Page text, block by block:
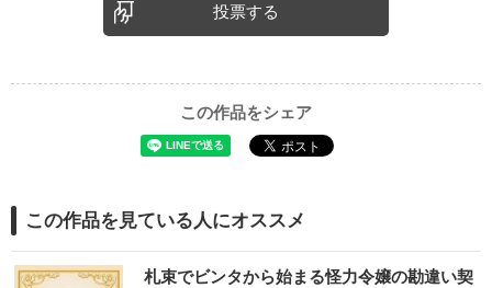
投票する
この作品をシェア
この作品を見ている人にオススメ
札束でビンタから始まる怪力令嬢の勘違い契